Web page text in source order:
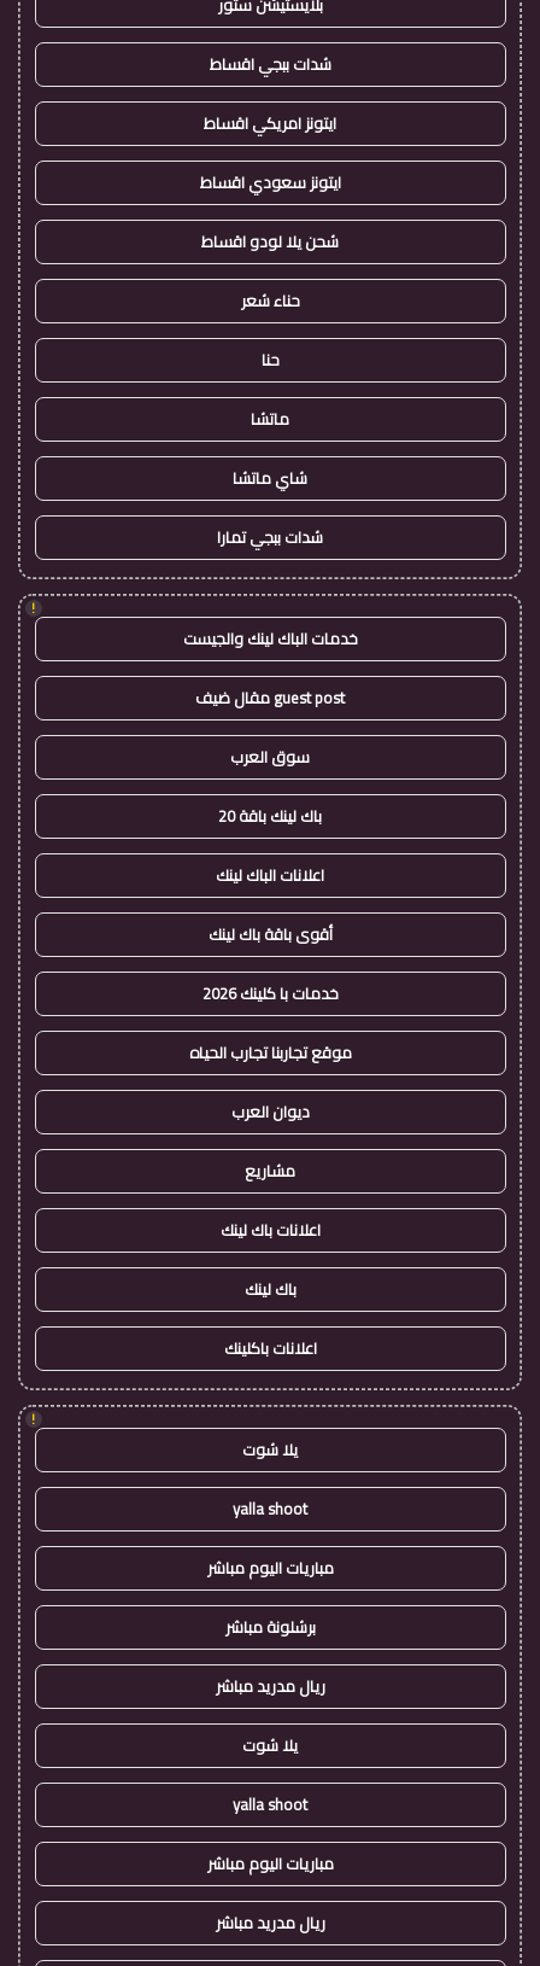
شدات ببجي اقساط
ايتونز امريكي اقساط
ايتونز سعودي اقساط
شحن يلا لودو اقساط
حناء شعر
حنا
ماتشا
شاي ماتشا
شدات ببجي تمارا
!
خدمات الباك لينك والجيست
guest post مقال ضيف
سوق العرب
باك لينك باقة 20
اعلانات الباك لينك
أقوى باقة باك لينك
خدمات با كلينك 2026
موقع تجاربنا تجارب الحياه
ديوان العرب
مشاريع
اعلانات باك لينك
باك لينك
اعلانات باكلينك
!
يلا شوت
yalla shoot
مباريات اليوم مباشر
برشلونة مباشر
ريال مدريد مباشر
يلا شوت
yalla shoot
مباريات اليوم مباشر
ريال مدريد مباشر